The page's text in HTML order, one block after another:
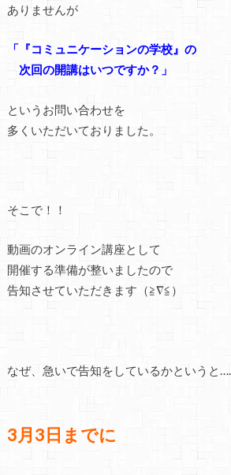
ありませんが
「『コミュニケーションの学校』の
次回の開講はいつですか？」
というお問い合わせを
多くいただいておりました。
そこで！！
動画のオンライン講座として
開催する準備が整いましたので
告知させていただきます（≧∇≦）
なぜ、急いで告知をしているかというと……
3月3日までに